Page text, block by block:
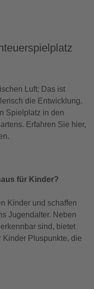
Luft: Das ist
die Entwicklung.
Spielplatz in den
Erfahren Sie hier,
für Kinder?
Kinder und schaffen
Jugendalter. Neben
sind, bietet
Pluspunkte, die